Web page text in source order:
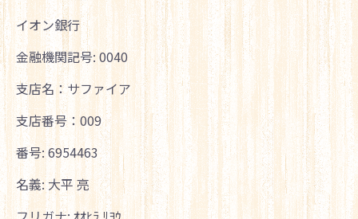
イオン銀行
金融機関記号: 0040
支店名：サファイア
支店番号：009
番号: 6954463
名義: 大平 亮